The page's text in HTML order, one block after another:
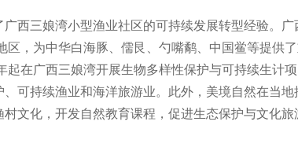
西三娘湾小型渔业社区的可持续发展转型经验。
区，为中华白海豚、儒艮、勺嘴鹬、中国鲎等提供
起在广西三娘湾开展生物多样性保护与可持续生计
可持续渔业和海洋旅游业。此外，美境自然在当
文化，开发自然教育课程，促进生态保护与文化旅